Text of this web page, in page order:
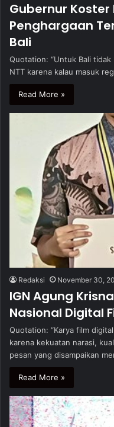
Gubernur Koster
Penghargaan
Bali
Quotation: “Untuk Bali
NTT karena kalau masuk
Read More »
Redaksi November 30,
IGN Agung
Nasional Digital
Quotation: “Karya film
karena kekuatan narasi,
pesan yang disampaikan
Read More »